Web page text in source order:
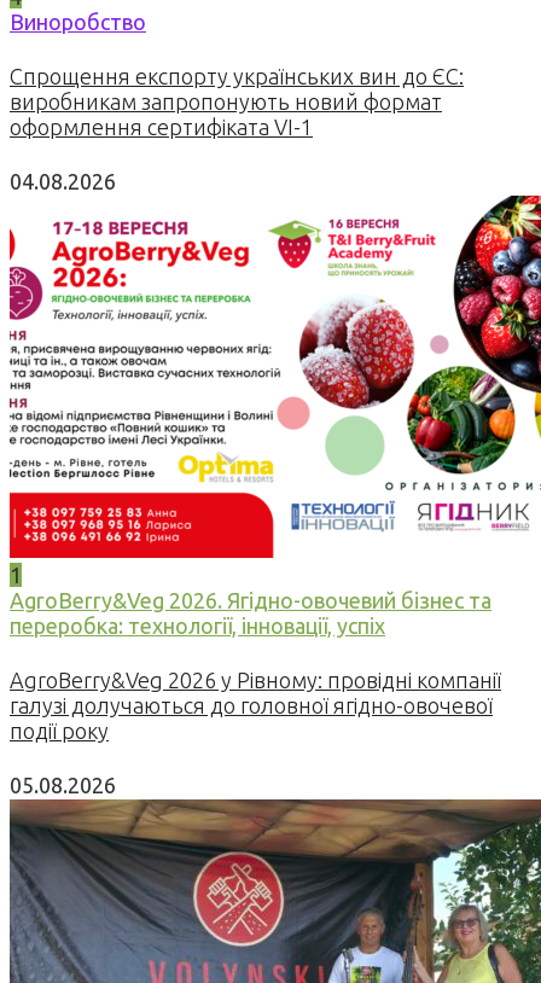
Виноробство
Спрощення експорту українських вин до ЄС:
виробникам запропонують новий формат
оформлення сертифіката VI-1
04.08.2026
1
AgroBerry&Veg 2026. Ягідно-овочевий бізнес та
переробка: технології, інновації, успіх
AgroBerry&Veg 2026 у Рівному: провідні компанії
галузі долучаються до головної ягідно-овочевої
події року
05.08.2026